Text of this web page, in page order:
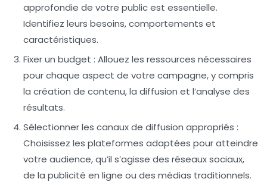
approfondie de votre public est essentielle.
Identifiez leurs besoins, comportements et
caractéristiques.
Fixer un budget : Allouez les ressources nécessaires
pour chaque aspect de votre campagne, y compris
la création de contenu, la diffusion et l’analyse des
résultats.
Sélectionner les canaux de diffusion appropriés :
Choisissez les plateformes adaptées pour atteindre
votre audience, qu’il s’agisse des réseaux sociaux,
de la publicité en ligne ou des médias traditionnels.